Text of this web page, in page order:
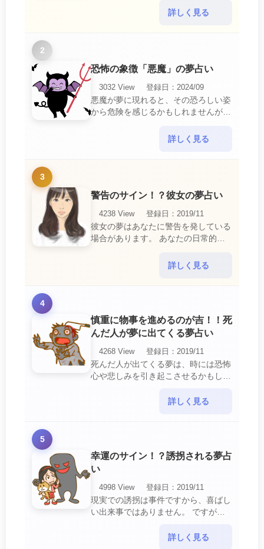
中で感じるわずらわしさやストレスか
詳しく見る
2
恐怖の象徴「悪魔」の夢占い
3032 View
登録日：2024/09
悪魔が夢に現れると、その恐ろしい姿
から危険を感じるかもしれませんが、
詳しく見る
3
警告のサイン！？彼女の夢占い
4238 View
登録日：2019/11
彼女の夢はあなたに警告を発している
場合があります。 あなたの日常的な
詳しく見る
4
慎重に物事を進めるのが吉！！死
んだ人が夢に出てくる夢占い
4268 View
登録日：2019/11
死んだ人が出てくる夢は、時には恐怖
心や悲しみを引き起こさせるかもしれ
意して欲しいメッセージや警告を伝え
詳しく見る
5
幸運のサイン！？誘拐される夢占
い
4998 View
登録日：2019/11
現実での誘拐は事件ですから、喜ばし
い出来事ではありません。 ですが、
詳しく見る